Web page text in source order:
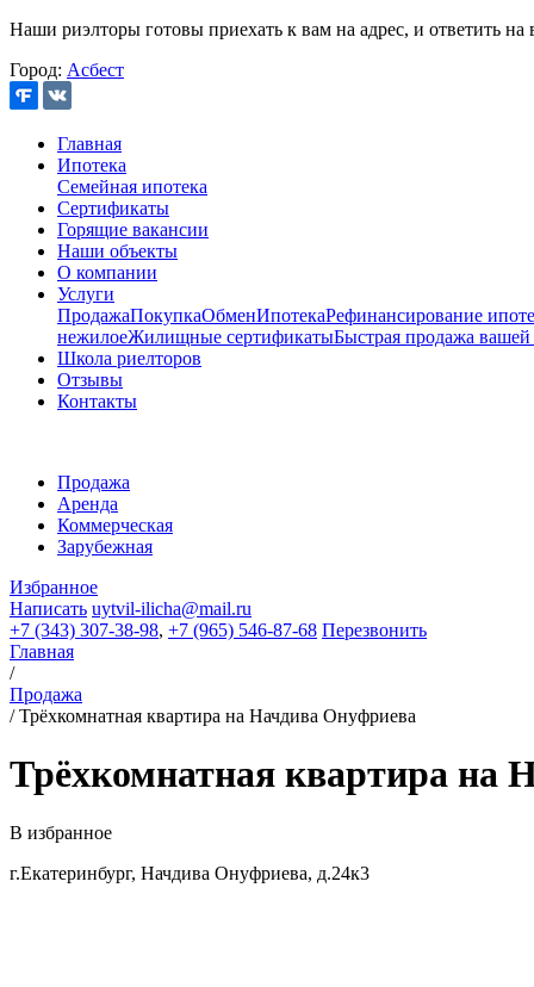
Наши риэлторы готовы приехать к вам на адрес, и ответить на
Город: Асбест
Главная
Ипотека
Семейная ипотека
Сертификаты
Горящие вакансии
Наши объекты
О компании
Услуги
ПродажаПокупкаОбменИпотекаРефинансирование
нежилоеЖилищные сертификатыБыстрая продажа
Школа риелторов
Отзывы
Контакты
Продажа
Аренда
Коммерческая
Зарубежная
Избранное
Написать uytvil-ilicha@mail.ru
+7 (343) 307-38-98, +7 (965) 546-87-68 Перезвонить
Главная
/
Продажа
/Трёхкомнатная квартира на Начдива Онуфриева
Трёхкомнатная квартира на
В избранное
г.Екатеринбург, Начдива Онуфриева, д.24к3